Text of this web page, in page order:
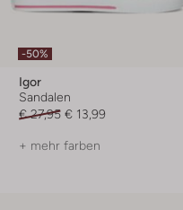
-50%
Igor
Sandalen
€ 27,95 € 13,99
+ mehr farben